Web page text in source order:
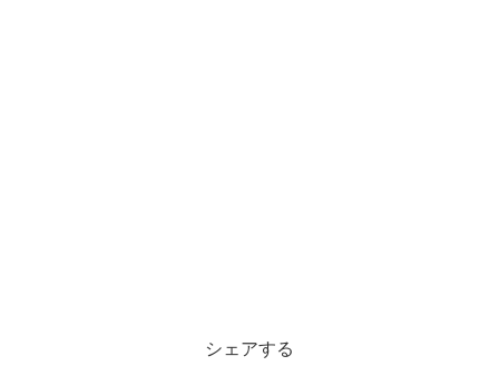
シェアする